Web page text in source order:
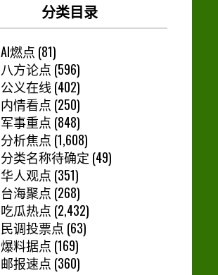
分类目录
AI燃点 (81)
八方论点 (596)
公义在线(402)
内情看点 (250)
军事重点 (848)
分析焦点 (1,608)
分类名称待确定 (49)
华人观点 (351)
台海聚点 (268)
吃瓜热点 (2,432)
民调投票点 (63)
爆料据点 (169)
邮报速点 (360)